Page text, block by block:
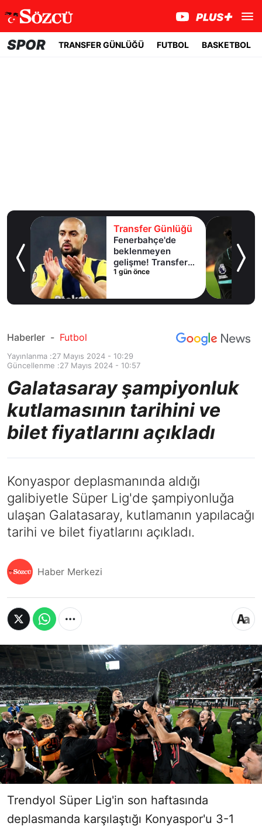
SPOR TRANSFER GÜNLÜĞÜ FUTBOL BASKETBOL
Transfer Günlüğü
Fenerbahçe'de
beklenmeyen
gelişme! Transfer
iptal oldu
1 gün önce
Haberler - Futbol
Yayınlanma :27 Mayıs 2024 - 10:29
Güncellenme :27 Mayıs 2024 - 10:57
Galatasaray şampiyonluk
kutlamasının tarihini ve
bilet fiyatlarını açıkladı
Konyaspor deplasmanında aldığı
galibiyetle Süper Lig'de şampiyonluğa
ulaşan Galatasaray, kutlamanın yapılacağı
tarihi ve bilet fiyatlarını açıkladı.
Haber Merkezi
Trendyol Süper Lig'in son haftasında
deplasmanda karşılaştığı Konyaspor'u 3-1